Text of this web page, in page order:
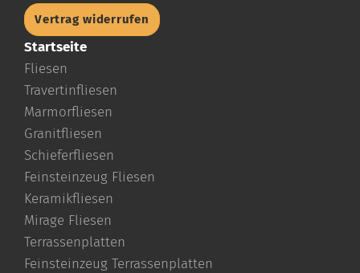
Vertrag widerrufen
Startseite
Fliesen
Travertinfliesen
Marmorfliesen
Granitfliesen
Schieferfliesen
Feinsteinzeug Fliesen
Keramikfliesen
Mirage Fliesen
Terrassenplatten
Feinsteinzeug Terrassenplatten